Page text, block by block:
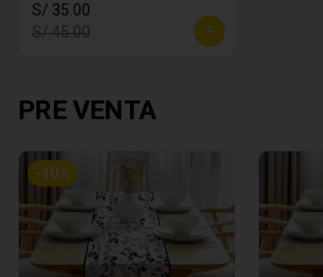
S/ 35.00
S/ 45.00
PRE VENTA
-10%